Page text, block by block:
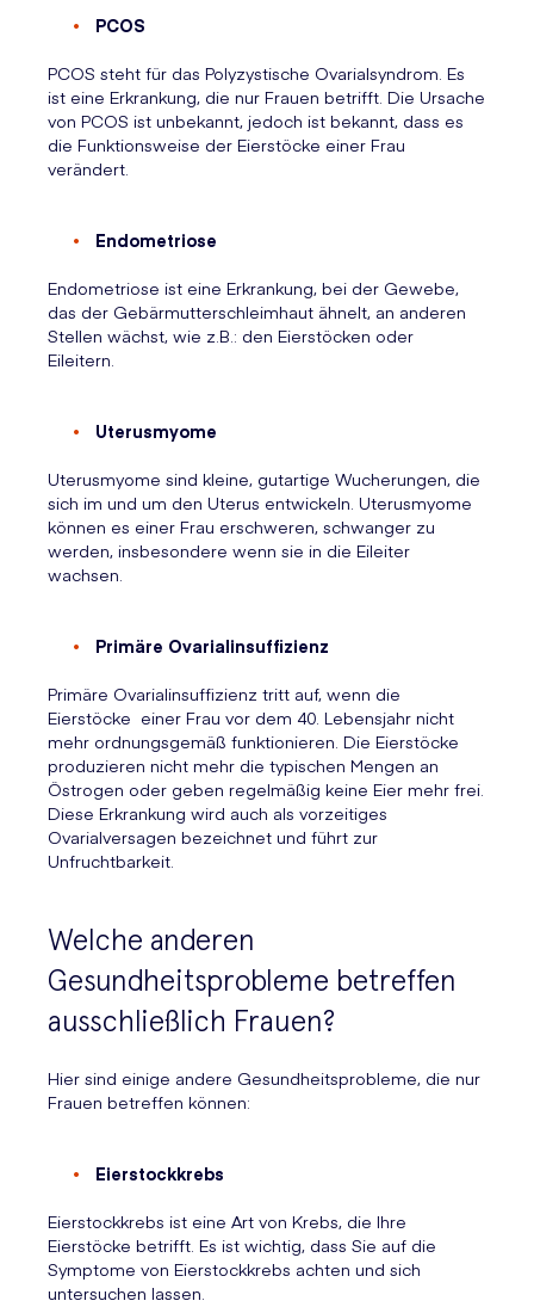
PCOS
PCOS steht für das Polyzystische Ovarialsyndrom. Es
ist eine Erkrankung, die nur Frauen betrifft. Die Ursache
von PCOS ist unbekannt, jedoch ist bekannt, dass es
die Funktionsweise der Eierstöcke einer Frau
verändert.
Endometriose
Endometriose ist eine Erkrankung, bei der Gewebe,
das der Gebärmutterschleimhaut ähnelt, an anderen
Stellen wächst, wie z.B.: den Eierstöcken oder
Eileitern.
Uterusmyome
Uterusmyome sind kleine, gutartige Wucherungen, die
sich im und um den Uterus entwickeln. Uterusmyome
können es einer Frau erschweren, schwanger zu
werden, insbesondere wenn sie in die Eileiter
wachsen.
Primäre Ovarialinsuffizienz
Primäre Ovarialinsuffizienz tritt auf, wenn die
Eierstöcke einer Frau vor dem 40. Lebensjahr nicht
mehr ordnungsgemäß funktionieren. Die Eierstöcke
produzieren nicht mehr die typischen Mengen an
Östrogen oder geben regelmäßig keine Eier mehr frei.
Diese Erkrankung wird auch als vorzeitiges
Ovarialversagen bezeichnet und führt zur
Unfruchtbarkeit.
Welche anderen
Gesundheitsprobleme betreffen
ausschließlich Frauen?
Hier sind einige andere Gesundheitsprobleme, die nur
Frauen betreffen können:
Eierstockkrebs
Eierstockkrebs ist eine Art von Krebs, die Ihre
Eierstöcke betrifft. Es ist wichtig, dass Sie auf die
Symptome von Eierstockkrebs achten und sich
untersuchen lassen.